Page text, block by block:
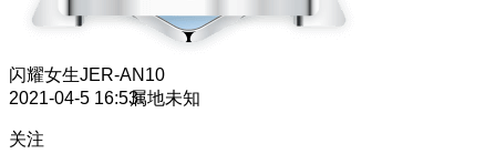
闪耀女生JER-AN10
2021-04-5 16:53属地未知
关注